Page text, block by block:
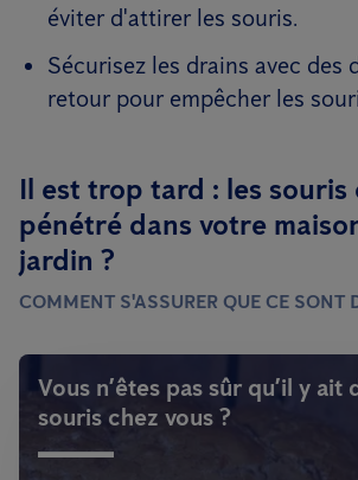
éviter d'attirer les souris.
Sécurisez les drains avec
retour pour empêcher les
Il est trop tard : les souris
pénétré dans votre
jardin ?
COMMENT S'ASSURER QUE CE SONT
Vous n’êtes pas sûr qu’il y ait
souris chez vous ?